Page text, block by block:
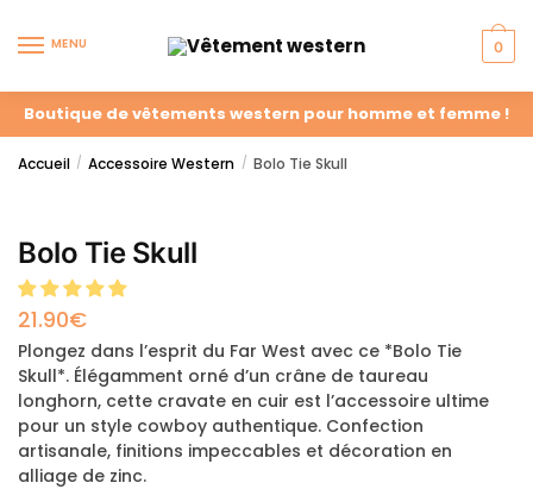
MENU 0
Boutique de vêtements western pour homme et femme !
Accueil / Accessoire Western / Bolo Tie Skull
Bolo Tie Skull
21.90€
Plongez dans l’esprit du Far West avec ce *Bolo Tie
Skull*. Élégamment orné d’un crâne de taureau
longhorn, cette cravate en cuir est l’accessoire ultime
pour un style cowboy authentique. Confection
artisanale, finitions impeccables et décoration en
alliage de zinc.